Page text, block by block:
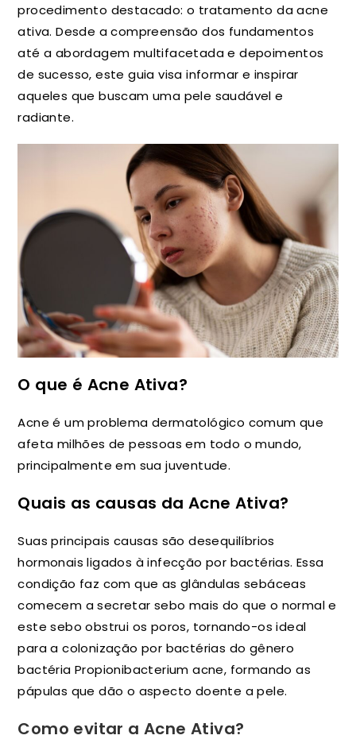
procedimento destacado: o tratamento da acne
ativa. Desde a compreensão dos fundamentos
até a abordagem multifacetada e depoimentos
de sucesso, este guia visa informar e inspirar
aqueles que buscam uma pele saudável e
radiante.
O que é Acne Ativa?
Acne é um problema dermatológico comum que
afeta milhões de pessoas em todo o mundo,
principalmente em sua juventude.
Quais as causas da Acne Ativa?
Suas principais causas são desequilíbrios
hormonais ligados à infecção por bactérias. Essa
condição faz com que as glândulas sebáceas
comecem a secretar sebo mais do que o normal e
este sebo obstrui os poros, tornando-os ideal
para a colonização por bactérias do gênero
bactéria Propionibacterium acne, formando as
pápulas que dão o aspecto doente a pele.
Como evitar a Acne Ativa?